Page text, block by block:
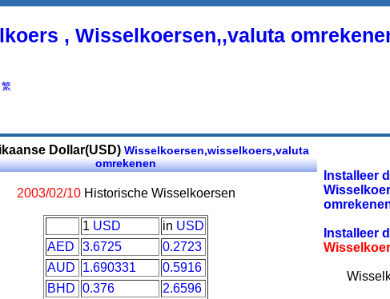
, Wisselkoersen,,valuta
繁
Dollar(USD)Wisselkoersen,wisselkoers,valuta
omrekenen
2003/02/10Historische Wisselkoersen
1 USD in USD
AED
3.6725
0.2723
AUD
1.690331
0.5916
BHD 0.376
2.6596
Installeer
Installeer